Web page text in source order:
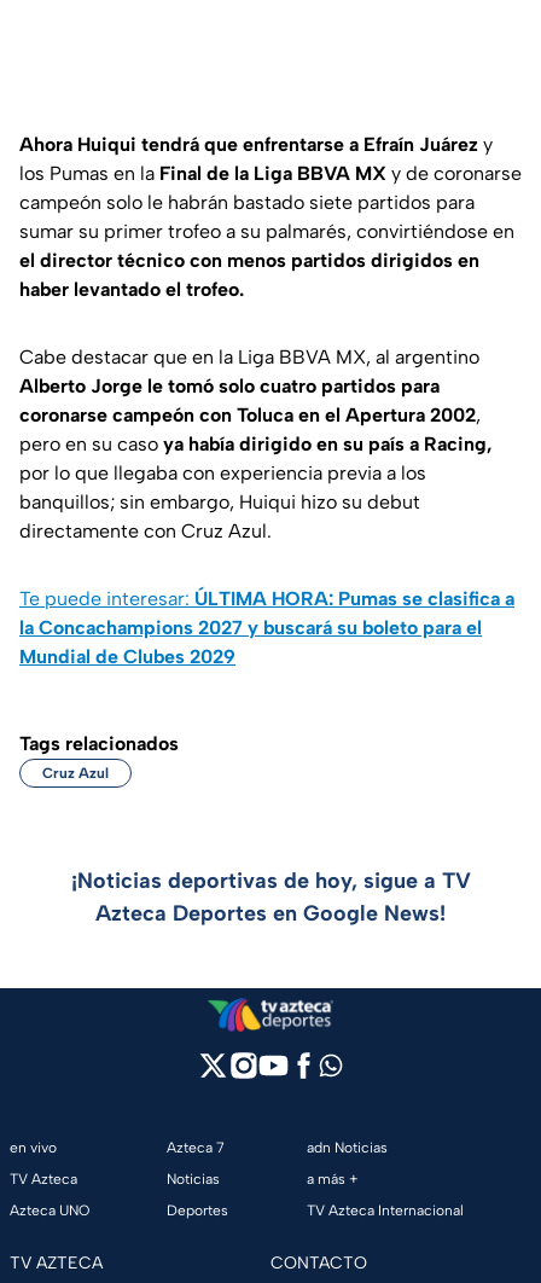
Ahora Huiqui tendrá que enfrentarse a Efraín Juárez y
los Pumas en la Final de la Liga BBVA MX y de coronarse
campeón solo le habrán bastado siete partidos para
sumar su primer trofeo a su palmarés, convirtiéndose en
el director técnico con menos partidos dirigidos en
haber levantado el trofeo.
Cabe destacar que en la Liga BBVA MX, al argentino
Alberto Jorge le tomó solo cuatro partidos para
coronarse campeón con Toluca en el Apertura 2002,
pero en su caso ya había dirigido en su país a Racing,
por lo que llegaba con experiencia previa a los
banquillos; sin embargo, Huiqui hizo su debut
directamente con Cruz Azul.
Te puede interesar: ÚLTIMA HORA: Pumas se clasifica a
la Concachampions 2027 y buscará su boleto para el
Mundial de Clubes 2029
Tags relacionados
Cruz Azul
¡Noticias deportivas de hoy, sigue a TV
Azteca Deportes en Google News!
en vivo
TV Azteca
Azteca UNO
Azteca 7
Noticias
Deportes
adn Noticias
a más +
TV Azteca Internacional
TV AZTECA CONTACTO